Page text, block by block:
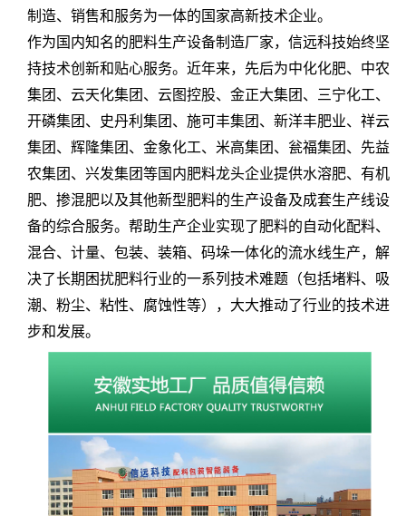
制造、销售和服务为一体的国家高新技术企业。
作为国内知名的肥料生产设备制造厂家，信远科技始终坚
持技术创新和贴心服务。近年来，先后为中化化肥、中农
集团、云天化集团、云图控股、金正大集团、三宁化工、
开磷集团、史丹利集团、施可丰集团、新洋丰肥业、祥云
集团、辉隆集团、金象化工、米高集团、瓮福集团、先益
农集团、兴发集团等国内肥料龙头企业提供水溶肥、有机
肥、掺混肥以及其他新型肥料的生产设备及成套生产线设
备的综合服务。帮助生产企业实现了肥料的自动化配料、
混合、计量、包装、装箱、码垛一体化的流水线生产，解
决了长期困扰肥料行业的一系列技术难题（包括堵料、吸
潮、粉尘、粘性、腐蚀性等），大大推动了行业的技术进
步和发展。